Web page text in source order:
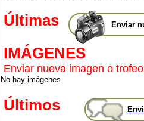
Enviar
Últimas
IMÁGENES
Enviar nueva imagen o trofeo
No hay imágenes
Últimos